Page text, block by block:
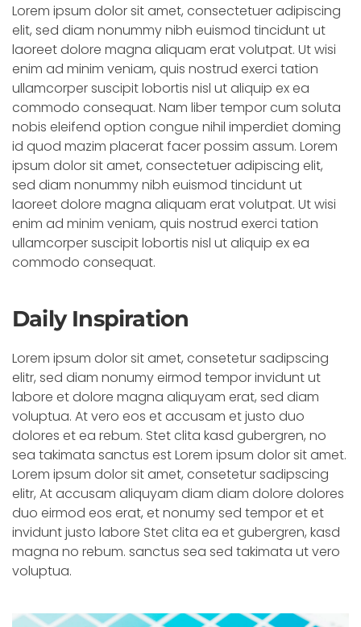
Lorem ipsum dolor sit amet, consectetuer adipiscing
elit, sed diam nonummy nibh euismod tincidunt ut
laoreet dolore magna aliquam erat volutpat. Ut wisi
enim ad minim veniam, quis nostrud exerci tation
ullamcorper suscipit lobortis nisl ut aliquip ex ea
commodo consequat. Nam liber tempor cum soluta
nobis eleifend option congue nihil imperdiet doming
id quod mazim placerat facer possim assum. Lorem
ipsum dolor sit amet, consectetuer adipiscing elit,
sed diam nonummy nibh euismod tincidunt ut
laoreet dolore magna aliquam erat volutpat. Ut wisi
enim ad minim veniam, quis nostrud exerci tation
ullamcorper suscipit lobortis nisl ut aliquip ex ea
commodo consequat.
Daily Inspiration
Lorem ipsum dolor sit amet, consetetur sadipscing
elitr, sed diam nonumy eirmod tempor invidunt ut
labore et dolore magna aliquyam erat, sed diam
voluptua. At vero eos et accusam et justo duo
dolores et ea rebum. Stet clita kasd gubergren, no
sea takimata sanctus est Lorem ipsum dolor sit amet.
Lorem ipsum dolor sit amet, consetetur sadipscing
elitr, At accusam aliquyam diam diam dolore dolores
duo eirmod eos erat, et nonumy sed tempor et et
invidunt justo labore Stet clita ea et gubergren, kasd
magna no rebum. sanctus sea sed takimata ut vero
voluptua.